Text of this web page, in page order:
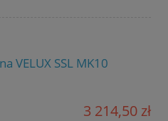
VELUX SSL MK10
3 214,50 zł